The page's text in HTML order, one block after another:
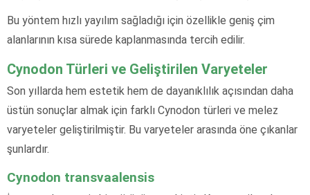
Bu yöntem hızlı yayılım sağladığı için özellikle geniş çim
alanlarının kısa sürede kaplanmasında tercih edilir.
Cynodon Türleri ve Geliştirilen Varyeteler
Son yıllarda hem estetik hem de dayanıklılık açısından daha
üstün sonuçlar almak için farklı Cynodon türleri ve melez
varyeteler geliştirilmiştir. Bu varyeteler arasında öne çıkanlar
şunlardır.
Cynodon transvaalensis